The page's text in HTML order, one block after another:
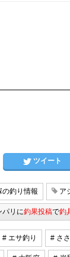
ツイート
の釣り情報 ア
パリに釣果投稿で釣
# エサ釣り # さ